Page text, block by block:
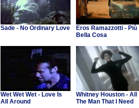
Sade - No Ordinary Love
Eros Ramazzotti - Più
Bella Cosa
Wet Wet Wet - Love Is
All Around
Whitney Houston - All
The Man That I Need